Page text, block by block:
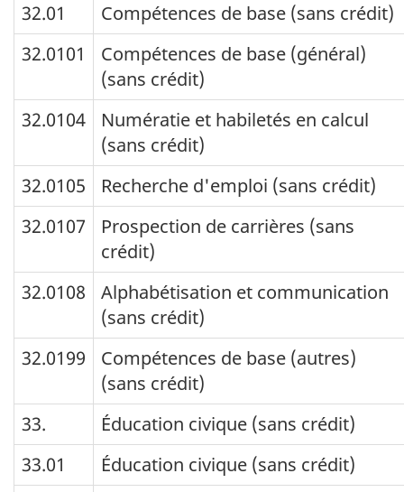
32.01
Compétences de base (sans crédit)
32.0101
Compétences de base (général)
(sans crédit)
32.0104
Numératie et habiletés en calcul
(sans crédit)
32.0105
Recherche d'emploi (sans crédit)
32.0107
Prospection de carrières (sans
crédit)
32.0108
Alphabétisation et communication
(sans crédit)
32.0199
Compétences de base (autres)
(sans crédit)
33.
Éducation civique (sans crédit)
33.01
Éducation civique (sans crédit)